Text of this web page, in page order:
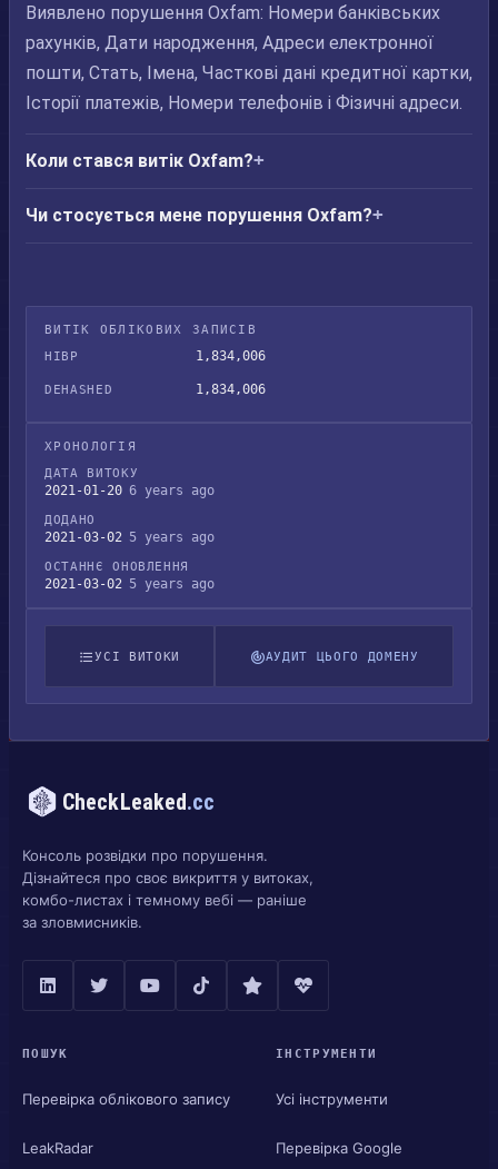
Виявлено порушення Oxfam: Номери банківських
рахунків, Дати народження, Адреси електронної
пошти, Стать, Імена, Часткові дані кредитної картки,
Історії платежів, Номери телефонів і Фізичні адреси.
Коли стався витік Oxfam?
Чи стосується мене порушення Oxfam?
ВИТІК ОБЛІКОВИХ ЗАПИСІВ
HIBP
1,834,006
DEHASHED 1,834,006
ХРОНОЛОГІЯ
ДАТА ВИТОКУ
2021-01-20 6 years ago
ДОДАНО
2021-03-02 5 years ago
ОСТАННЄ ОНОВЛЕННЯ
2021-03-02 5 years ago
УСІ ВИТОКИ АУДИТ ЦЬОГО ДОМЕНУ
CheckLeaked.cc
Консоль розвідки про порушення.
Дізнайтеся про своє викриття у витоках,
комбо-листах і темному вебі — раніше
за зловмисників.
ПОШУК
Перевірка облікового запису
LeakRadar
ІНСТРУМЕНТИ
Усі інструменти
Перевірка Google